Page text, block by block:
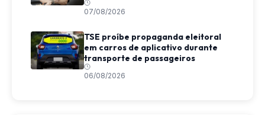
07/08/2026
TSE proíbe propaganda eleitoral
em carros de aplicativo durante
transporte de passageiros
06/08/2026